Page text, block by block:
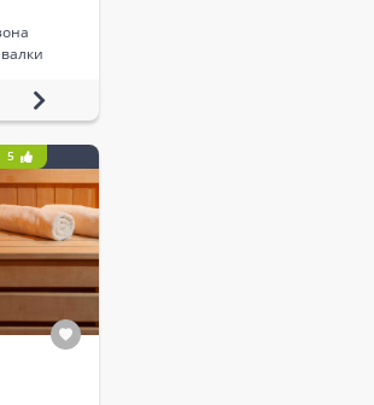
5